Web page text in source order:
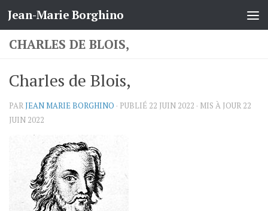
Skip to content
Jean-Marie Borghino
CHARLES DE BLOIS,
Charles de Blois,
PARJEAN MARIE BORGHINO · PUBLIÉ 22 JUIN 2022 · MIS À JOUR 22
JUIN 2022